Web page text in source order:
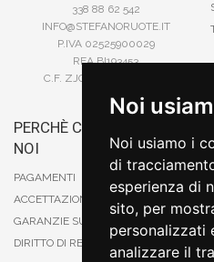
Noi
Noi usiamo i
di
esperienza di
sito, per
personalizzati
analizzare il
338 88 62 542
INFO@STEFANORUOTE.IT
P.IVA 02525900029
REA BI193453
C.F. ZJOSFN73H14A859X
PERCHÈ COMPRARE DA
NOI
PAGAMENTI
ACCETTAZIONE DEGLI ORDINI
GARANZIE SUI PRODOTTI
DIRITTO DI RECESSO